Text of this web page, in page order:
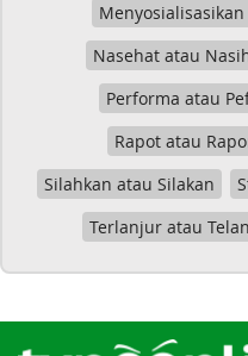
Nasehat atau
Performa atau
Rapot atau
Silahkan atau Silakan
Terlanjur atau